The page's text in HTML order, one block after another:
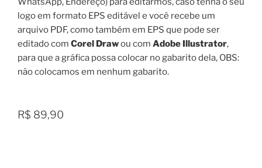
logo em formato EPS editável e você recebe um
arquivo PDF, como também em EPS que pode ser
editado com Corel Drawou com Adobe Illustrator,
para que a gráfica possa colocar no gabarito dela, OBS:
não colocamos em nenhum gabarito.
R$ 89,90